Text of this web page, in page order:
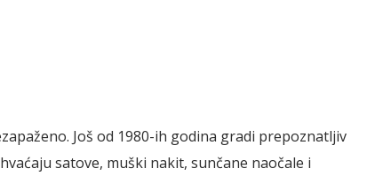
Još od 1980-ih godina gradi prepoznatljiv
satove, muški nakit, sunčane naočale i